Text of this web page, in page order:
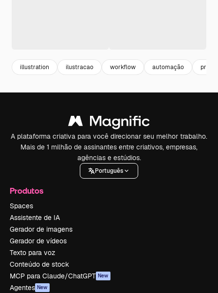
illustration ilustracao workflow automação
A plataforma criativa para você direcionar seu melhor trabalho.
Mais de 1 milhão de assinantes entre criativos, empresas,
agências e estúdios.
Português
Produtos
Spaces
Assistente de IA
Gerador de imagens
Gerador de vídeos
Texto para voz
Conteúdo de stock
MCP para Claude/ChatGPT New
Agentes New